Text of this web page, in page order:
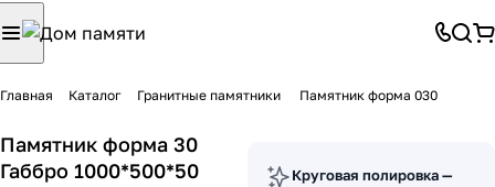
Главная Каталог Гранитные памятники Памятник форма 030
Памятник форма 30
Габбро 1000*500*50
Круговая полировка —